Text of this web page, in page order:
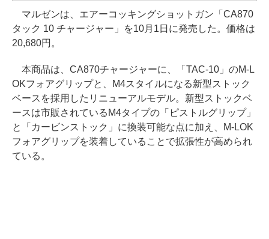
マルゼンは、エアーコッキングショットガン「CA870
タック 10 チャージャー」を10月1日に発売した。価格は
20,680円。
本商品は、CA870チャージャーに、「TAC-10」のM-L
OKフォアグリップと、M4スタイルになる新型ストック
ベースを採用したリニューアルモデル。新型ストックベ
ースは市販されているM4タイプの「ピストルグリップ」
と「カービンストック」に換装可能な点に加え、M-LOK
フォアグリップを装着していることで拡張性が高められ
ている。